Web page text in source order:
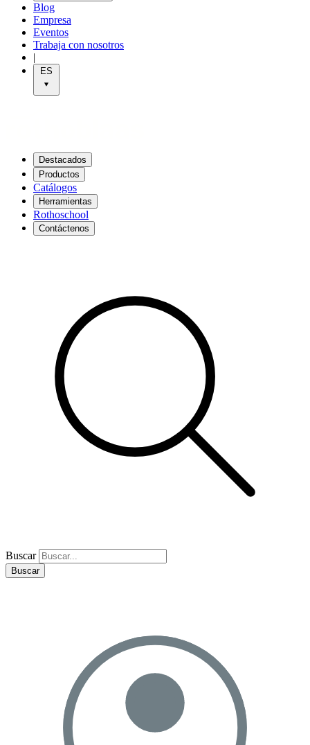
Blog
Empresa
Eventos
Trabaja con nosotros
|
ES
Destacados
Productos
Catálogos
Herramientas
Rothoschool
Contáctenos
Buscar
Buscar